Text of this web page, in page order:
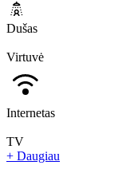
Dušas
Virtuvė
Internetas
TV
+ Daugiau